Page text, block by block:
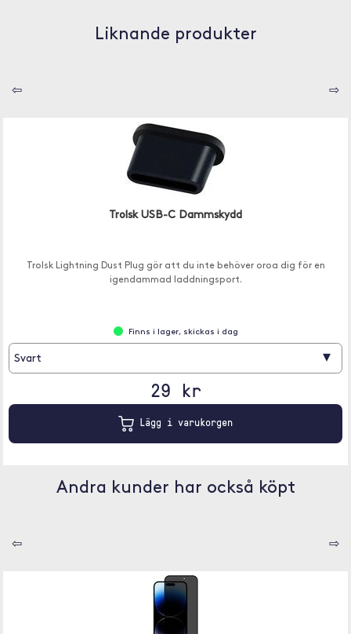
Liknande produkter
⇦ ⇨
Trolsk USB-C Dammskydd
Trolsk Lightning Dust Plug gör att du inte behöver oroa dig för en
igendammad laddningsport.
Finns i lager, skickas i dag
Svart ▾
29 kr
Lägg i varukorgen
Andra kunder har också köpt
⇦ ⇨